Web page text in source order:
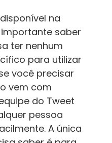
na
saber
ter nenhum
para utilizar
você precisar
vem com
do Tweet
pessoa
A única